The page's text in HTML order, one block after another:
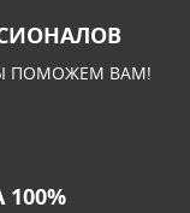
ПОМОЖЕМ ВАМ!